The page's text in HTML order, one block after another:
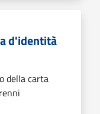
d'identità
della carta